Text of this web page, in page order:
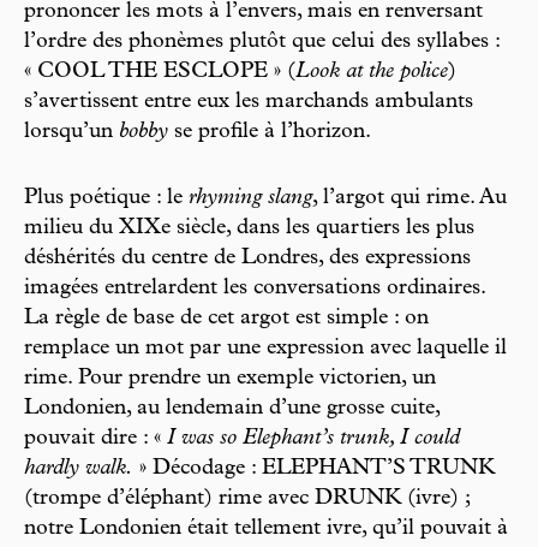
prononcer les mots à l’envers, mais en renversant
l’ordre des phonèmes plutôt que celui des syllabes :
« COOL THE ESCLOPE » (Look at the police)
s’avertissent entre eux les marchands ambulants
lorsqu’un bobby se profile à l’horizon.
Plus poétique : le rhyming slang, l’argot qui rime. Au
milieu du XIXe siècle, dans les quartiers les plus
déshérités du centre de Londres, des expressions
imagées entrelardent les conversations ordinaires.
La règle de base de cet argot est simple : on
remplace un mot par une expression avec laquelle il
rime. Pour prendre un exemple victorien, un
Londonien, au lendemain d’une grosse cuite,
pouvait dire : « I was so Elephant’s trunk, I could
hardly walk. » Décodage : ELEPHANT’S TRUNK
(trompe d’éléphant) rime avec DRUNK (ivre) ;
notre Londonien était tellement ivre, qu’il pouvait à